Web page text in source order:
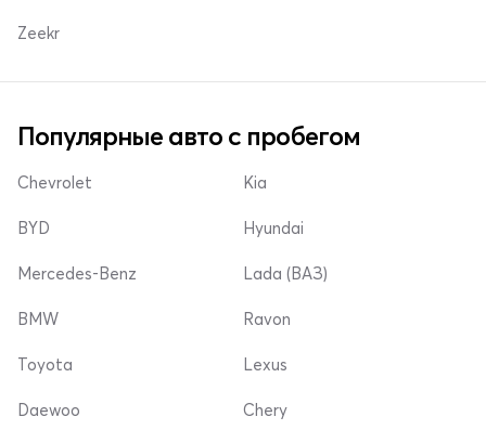
Zeekr
Популярные авто с пробегом
Chevrolet
BYD
Mercedes-Benz
Kia
Hyundai
Lada (ВАЗ)
BMW
Toyota
Daewoo
Ravon
Lexus
Chery